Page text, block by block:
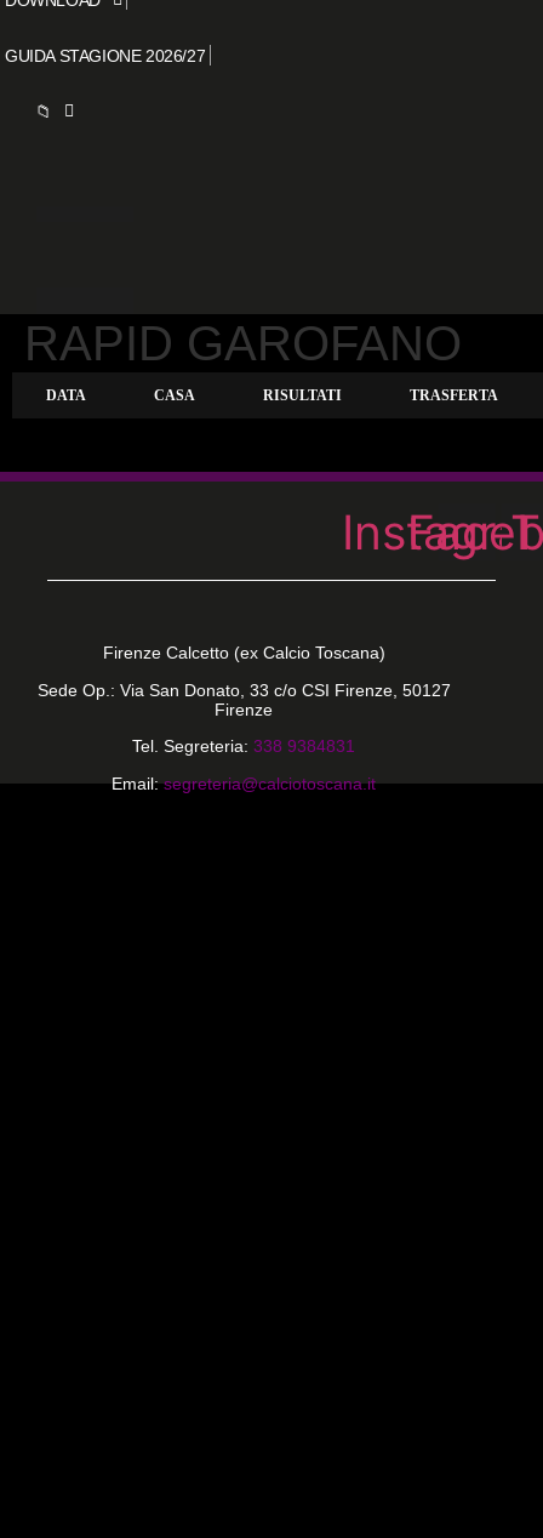
GUIDA STAGIONE 2026/27
📁
RAPID GAROFANO
DATA CASA RISULTATI TRASFERTA
Firenze Calcetto (ex Calcio Toscana)
Sede Op.: Via San Donato, 33 c/o CSI Firenze, 50127
Firenze
Tel. Segreteria: 338 9384831
Email: segreteria@calciotoscana.it